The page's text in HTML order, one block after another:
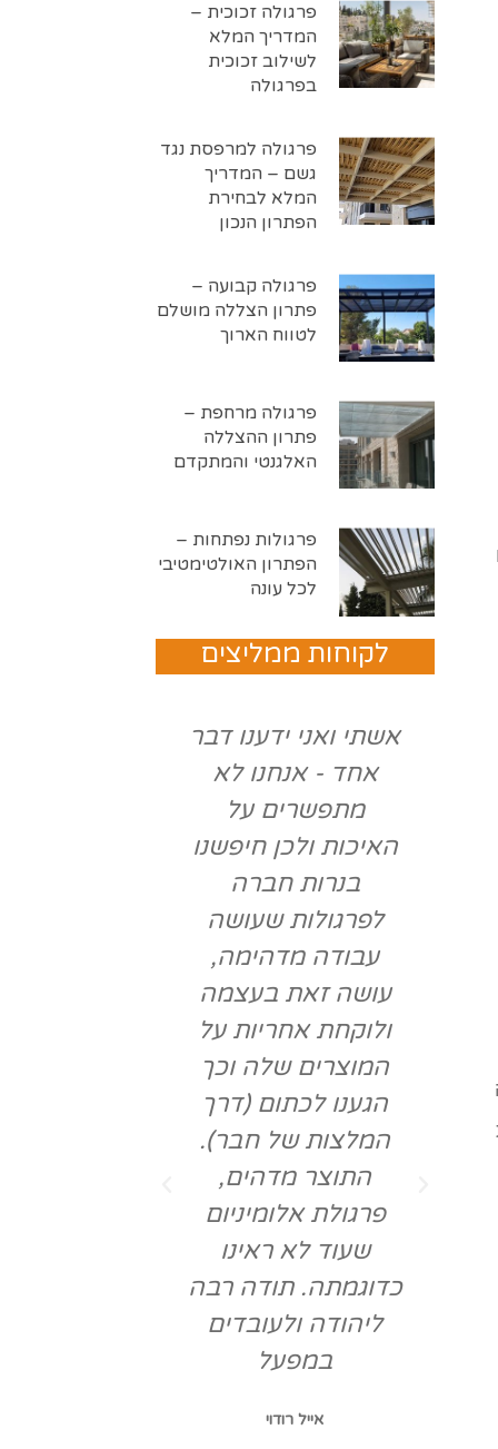
פרגולה זכוכית –
המדריך המלא
לשילוב זכוכית
בפרגולה
פרגולה למרפסת נגד
גשם – המדריך
המלא לבחירת
הפתרון הנכון
פרגולה קבועה –
פתרון הצללה מושלם
לטווח הארוך
פרגולה מרחפת –
פתרון ההצללה
האלגנטי והמתקדם
פרגולות נפתחות –
הפתרון האולטימטיבי
לכל עונה
לקוחות ממליצים
אשתי ואני ידענו דבר
אחד - אנחנו לא
מתפשרים על
האיכות ולכן חיפשנו
בנרות חברה
לפרגולות שעושה
עבודה מדהימה,
עושה זאת בעצמה
ולוקחת אחריות על
המוצרים שלה וכך
הגענו לכתום (דרך
המלצות של חבר).
התוצר מדהים,
פרגולת אלומיניום
שעוד לא ראינו
כדוגמתה. תודה רבה
ליהודה ולעובדים
במפעל
אייל רודוי